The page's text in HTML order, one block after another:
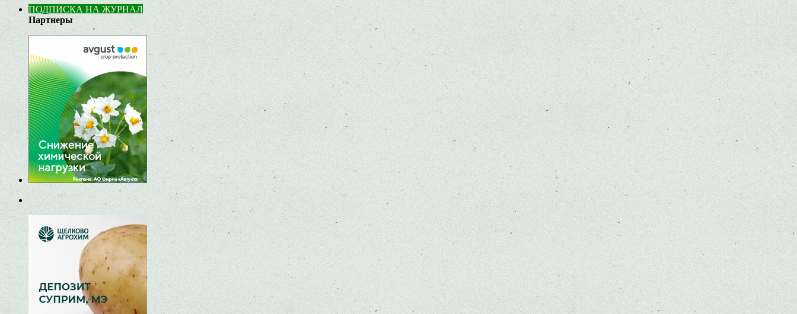
ПОДПИСКА НА ЖУРНАЛ
Партнеры